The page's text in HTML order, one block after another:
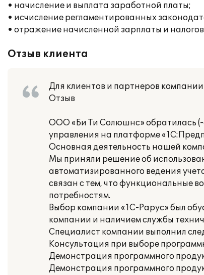
• начисление и выплата заработной платы;
• исчисление регламентированных
• отражение начисленной зарплаты и
Отзыв клиента
Для клиентов и партнеров
Отзыв
ООО «Би Ти Солюшнс» обратилась (-
управления на платформе
Основная деятельность нашей
Мы приняли решение об
автоматизированного ведения
связан с тем, что функциональные
потребностям.
Выбор компании «1С-Рарус» был
компании и наличием службы
Специалист компании выполнил
Консультация при выборе
Демонстрация программного
Демонстрация программного